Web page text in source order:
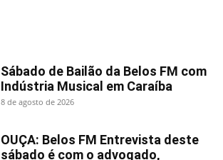
Sábado de Bailão da Belos FM com
Indústria Musical em Caraíba
8 de agosto de 2026
OUÇA: Belos FM Entrevista deste
sábado é com o advogado,